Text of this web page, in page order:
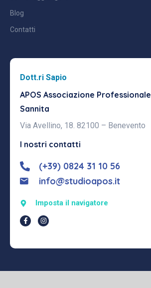
Blog
Contatti
Dott.ri Sapio
APOS Associazione Professionale
Sannita
Via Avellino, 18. 82100 – Benevento
I nostri contatti
(+39) 0824 31 10 56
info@studioapos.it
Imposta il navigatore